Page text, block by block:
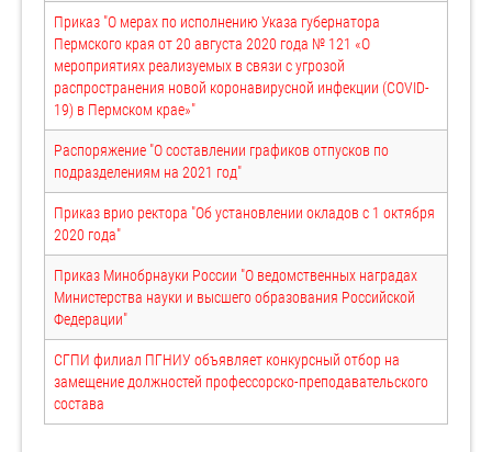
Приказ "О мерах по исполнению Указа губернатора
Пермского края от 20 августа 2020 года № 121 «О
мероприятиях реализуемых в связи с угрозой
распространения новой коронавирусной инфекции (COVID-
19) в Пермском крае»"
Распоряжение "О составлении графиков отпусков по
подразделениям на 2021 год"
Приказ врио ректора "Об установлении окладов с 1 октября
2020 года"
Приказ Минобрнауки России "О ведомственных наградах
Министерства науки и высшего образования Российской
Федерации"
СГПИ филиал ПГНИУ объявляет конкурсный отбор на
замещение должностей профессорско-преподавательского
состава